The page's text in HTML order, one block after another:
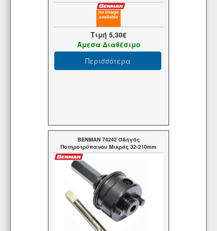
Τιμή 5,30€
Άμεσα Διαθέσιμο
Περισσότερα
BENMAN 74242 Οδηγός
Ποτηροτρύπανου Μικρός 32-210mm